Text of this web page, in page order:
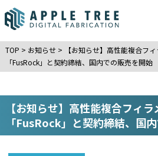
TOP > お知らせ>
【お知らせ】高性能複合フ
「FusRock」と契約締結、国内での販売を開始
【お知らせ】高性能複合フィ
「FusRock」と契約締結、国